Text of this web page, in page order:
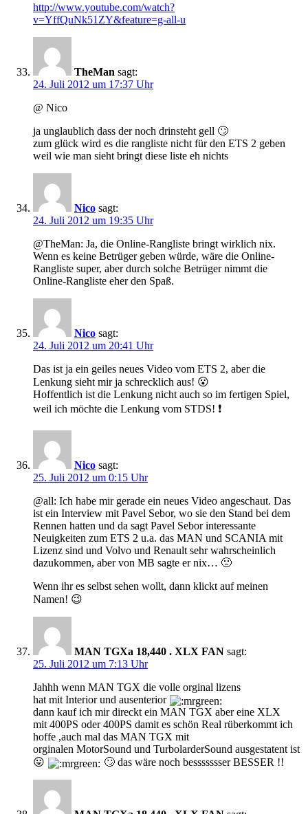
http://www.youtube.com/watch?
v=YffQuNk51ZY&feature=g-all-u
TheMan sagt:
24. Juli 2012 um 17:37 Uhr
@ Nico
ja unglaublich dass der noch drinsteht gell 🙄
zum glück wird es die rangliste nicht für den ETS 2 geben
weil wie man sieht bringt diese liste eh nichts
Nico sagt:
24. Juli 2012 um 19:35 Uhr
@TheMan: Ja, die Online-Rangliste bringt wirklich nix.
Wenn es keine Betrüger geben würde, wäre die Online-
Rangliste super, aber durch solche Betrüger nimmt die
Online-Rangliste eher den Spaß.
Nico sagt:
24. Juli 2012 um 20:41 Uhr
Das ist ja ein geiles neues Video vom ETS 2, aber die
Lenkung sieht mir ja schrecklich aus! 😮
Hoffentlich ist die Lenkung nicht auch so im fertigen Spiel,
weil ich möchte die Lenkung vom STDS! ❗
Nico sagt:
25. Juli 2012 um 0:15 Uhr
@all: Ich habe mir gerade ein neues Video angeschaut. Das
ist ein Interview mit Pavel Sebor, wo sie den Stand bei dem
Rennen hatten und da sagt Pavel Sebor interessante
Neuigkeiten zum ETS 2 u.a. das MAN und SCANIA mit
Lizenz sind und Volvo und Renault sehr wahrscheinlich
dazukommen, aber von MB sagte er nix… 🙁
Wenn ihr es selbst sehen wollt, dann klickt auf meinen
Namen! 😉
MAN TGXa 18,440 . XLX FAN sagt:
25. Juli 2012 um 7:13 Uhr
Jahhh wenn MAN TGX die volle orginal lizens
hat mit Interior und ausenterior
dann kauf ich mir direckt ein MAN TGX aber eine XLX
mit 400PS oder 400PS damit es schön Real rüberkommt ich
hoffe ,auch mal das MAN TGX mit
orginalen MotorSound und TurbolarderSound ausgestatent ist
😛
🙄 das wäre noch bessssssser BESSER !!